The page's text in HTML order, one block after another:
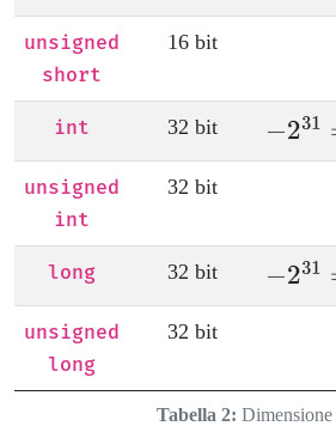
unsigned
short
16 bit
int 32 bit
unsigned
int
32 bit
long 32 bit
unsigned
long
32 bit
Tabella 2: